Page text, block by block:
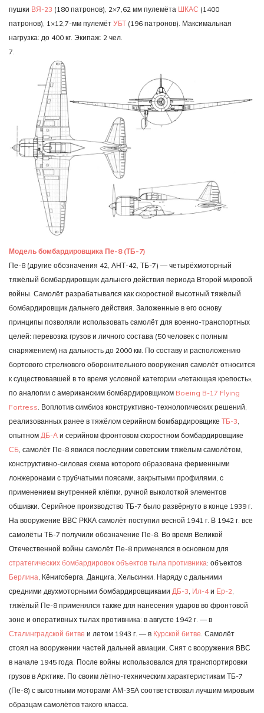
пушки ВЯ-23 (180 патронов), 2×7,62 мм пулемёта ШКАС (1400
патронов), 1×12,7-мм пулемёт УБТ (196 патронов). Максимальная
нагрузка: до 400 кг. Экипаж: 2 чел.
7.
Модель бомбардировщика Пе-8 (ТБ-7)
Пе-8 (другие обозначения 42, АНТ-42, ТБ-7) — четырёхмоторный
тяжёлый бомбардировщик дальнего действия периода Второй мировой
войны. Самолёт разрабатывался как скоростной высотный тяжёлый
бомбардировщик дальнего действия. Заложенные в его основу
принципы позволяли использовать самолёт для военно-транспортных
целей: перевозка грузов и личного состава (50 человек с полным
снаряжением) на дальность до 2000 км. По составу и расположению
бортового стрелкового оборонительного вооружения самолёт относится
к существовавшей в то время условной категории «летающая крепость»,
по аналогии с американским бомбардировщиком Boeing B-17 Flying
Fortress . Воплотив симбиоз конструктивно-технологических решений,
реализованных ранее в тяжёлом серийном бомбардировщике ТБ-3
опытном ДБ-А и серийном фронтовом скоростном бомбардировщике
СБ , самолёт Пе-8 явился последним советским тяжёлым самолётом,
конструктивно-силовая схема которого образована ферменными
лонжеронами с трубчатыми поясами, закрытыми профилями, с
применением внутренней клёпки, ручной выколоткой элементов
обшивки. Серийное производство ТБ-7 было развёрнуто в конце 1939 г.
На вооружение ВВС РККА самолёт поступил весной 1941 г. В 1942 г. все
самолёты ТБ-7 получили обозначение Пе-8. Во время Великой
Отечественной войны самолёт Пе-8 применялся в основном для
стратегических бомбардировок объектов тыла противника: объектов
Берлина , Кёнигсберга, Данцига, Хельсинки. Наряду с дальними
средними двухмоторными бомбардировщиками ДБ-3 Ил-4и Ер-2
тяжёлый Пе-8 применялся также для нанесения ударов во фронтовой
зоне и оперативных тылах противника: в августе 1942 г. — в
Сталинградской битве и летом 1943 г. — в Курской битве . Самолёт
стоял на вооружении частей дальней авиации. Снят с вооружения ВВС
в начале 1945 года. После войны использовался для транспортировки
грузов в Арктике. По своим лётно-техническим характеристикам ТБ-7
(Пе-8) с высотными моторами АМ-35А соответствовал лучшим мировым
образцам самолётов такого класса.